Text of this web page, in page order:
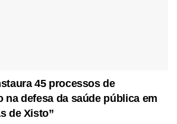
45 processos de
na defesa da saúde pública em
de Xisto”